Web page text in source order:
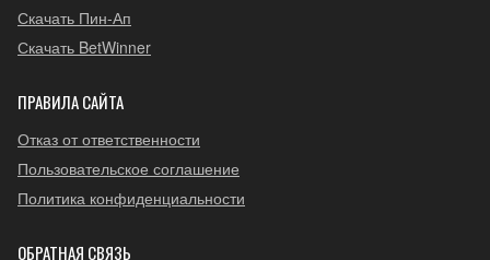
Скачать Пин-Ап
Скачать BetWinner
ПРАВИЛА САЙТА
Отказ от ответственности
Пользовательское соглашение
Политика конфиденциальности
ОБРАТНАЯ СВЯЗЬ